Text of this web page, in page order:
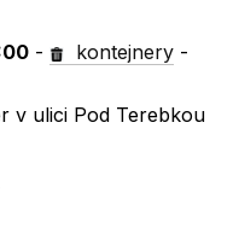
- kontejnery -
v ulici Pod Terebkou